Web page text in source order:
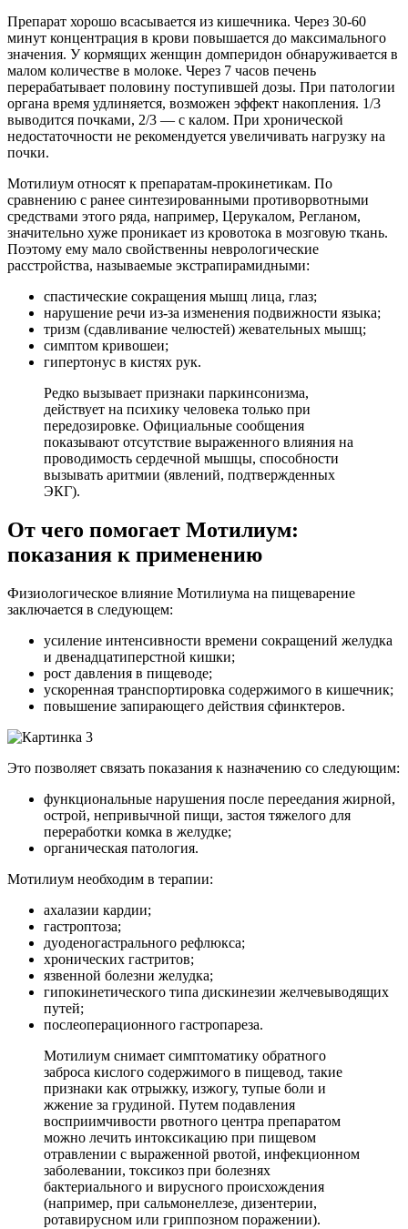
Препарат хорошо всасывается из кишечника. Через 30-60
минут концентрация в крови повышается до максимального
значения. У кормящих женщин домперидон обнаруживается в
малом количестве в молоке. Через 7 часов печень
перерабатывает половину поступившей дозы. При патологии
органа время удлиняется, возможен эффект накопления. 1/3
выводится почками, 2/3 — с калом. При хронической
недостаточности не рекомендуется увеличивать нагрузку на
почки.
Мотилиум относят к препаратам-прокинетикам. По
сравнению с ранее синтезированными противорвотными
средствами этого ряда, например, Церукалом, Регланом,
значительно хуже проникает из кровотока в мозговую ткань.
Поэтому ему мало свойственны неврологические
расстройства, называемые экстрапирамидными:
спастические сокращения мышц лица, глаз;
нарушение речи из-за изменения подвижности языка;
тризм (сдавливание челюстей) жевательных мышц;
симптом кривошеи;
гипертонус в кистях рук.
Редко вызывает признаки паркинсонизма,
действует на психику человека только при
передозировке. Официальные сообщения
показывают отсутствие выраженного влияния на
проводимость сердечной мышцы, способности
вызывать аритмии (явлений, подтвержденных
ЭКГ).
От чего помогает Мотилиум:
показания к применению
Физиологическое влияние Мотилиума на пищеварение
заключается в следующем:
усиление интенсивности времени сокращений желудка
и двенадцатиперстной кишки;
рост давления в пищеводе;
ускоренная транспортировка содержимого в кишечник;
повышение запирающего действия сфинктеров.
Это позволяет связать показания к назначению со следующим:
функциональные нарушения после переедания жирной,
острой, непривычной пищи, застоя тяжелого для
переработки комка в желудке;
органическая патология.
Мотилиум необходим в терапии:
ахалазии кардии;
гастроптоза;
дуоденогастрального рефлюкса;
хронических гастритов;
язвенной болезни желудка;
гипокинетического типа дискинезии желчевыводящих
путей;
послеоперационного гастропареза.
Мотилиум снимает симптоматику обратного
заброса кислого содержимого в пищевод, такие
признаки как отрыжку, изжогу, тупые боли и
жжение за грудиной. Путем подавления
восприимчивости рвотного центра препаратом
можно лечить интоксикацию при пищевом
отравлении с выраженной рвотой, инфекционном
заболевании, токсикоз при болезнях
бактериального и вирусного происхождения
(например, при сальмонеллезе, дизентерии,
ротавирусном или гриппозном поражении).